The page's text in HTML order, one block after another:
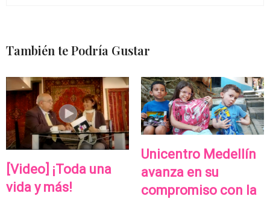
También te Podría Gustar
[Video] ¡Toda una
vida y más!
Unicentro Medellín
avanza en su
compromiso con la